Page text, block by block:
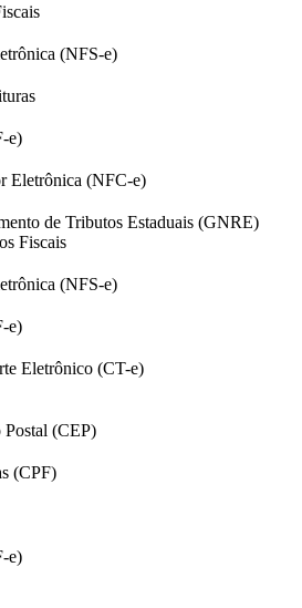
(NFS-e)
e)
Eletrônica (NFC-e)
de Tributos Estaduais (GNRE)
Fiscais
(NFS-e)
e)
Eletrônico (CT-e)
Postal (CEP)
(CPF)
e)